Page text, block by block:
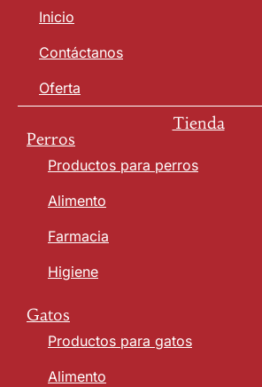
Inicio
Contáctanos
Oferta
Tienda
Perros
Productos para perros
Alimento
Farmacia
Higiene
Gatos
Productos para gatos
Alimento